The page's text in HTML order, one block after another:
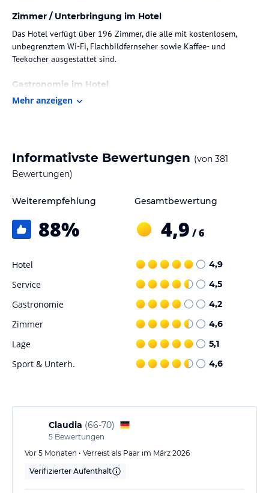
Zimmer / Unterbringung im Hotel
Das Hotel verfügt über 196 Zimmer, die alle mit kostenlosem,
unbegrenztem Wi-Fi, Flachbildfernseher sowie Kaffee- und
Teekocher ausgestattet sind.
Gastronomie im Hotel
Das Hotel bietet jeden Morgen ein reichhaltiges Frühstücksbuffet,
Sonstige Einrichtungen und Services
Das Hotel verfügt über mehrsprachiges Personal an der 24-
Stunden-Rezeption, einen 24-Stunden-Zimmerservice, einen
Kopier- und Faxservice, einen Safe an der Rezeption und Haustiere
sind gegen einen Aufpreis ebenfalls erlaubt.
Hinweis: Allgemeine und unverbindliche
lies vor der Buchung die verbindlichen Angebotsdetails
jeweiligen Veranstalters.
Mehr anzeigen
Informativste Bewertungen (von 381
Bewertungen)
Weiterempfehlung
88%
Gesamtbewertung
4,9 / 6
Hotel 4,9
Service 4,5
Gastronomie 4,2
Zimmer 4,6
Lage 5,1
Sport & Unterh. 4,6
Claudia (66-70)
5 Bewertungen
Vor 5 Monaten • Verreist als Paar im März 2026
Verifizierter Aufenthalt